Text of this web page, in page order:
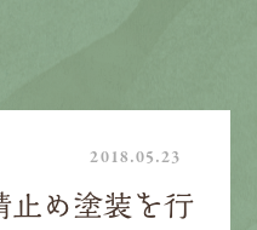
2018.05.23
止め塗装を行